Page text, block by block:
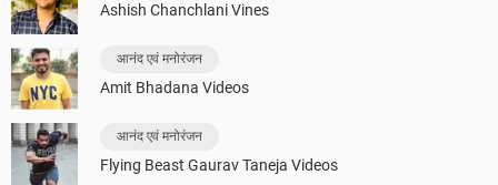
Ashish Chanchlani Vines
आनंद एवं मनोरंजन
Amit Bhadana Videos
आनंद एवं मनोरंजन
Flying Beast Gaurav Taneja Videos